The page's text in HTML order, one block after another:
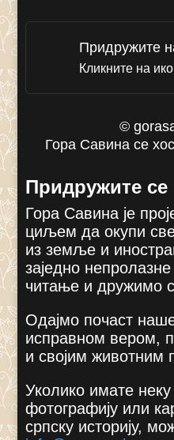
Придружите
Кликните на
©
Гора Савина се
Придружите се
Гора Савина је
циљем да окупи
из земље и
заједно
читање и дружимо
Одајмо почаст
исправном вером,
и својим животним
Уколико имате неку
фотографију или
српску историју,